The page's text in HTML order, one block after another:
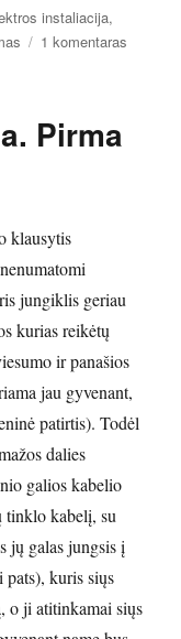
instaliacija,
1 komentaras
Pirma
klausytis
jungiklis geriau
kurias reikėtų
ir panašios
jau gyvenant,
patirtis). Todėl
dalies
galios kabelio
tinklo kabelį, su
jų galas jungsis į
kuris siųs
o ji atitinkamai siųs